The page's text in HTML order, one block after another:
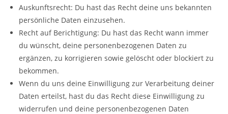
Auskunftsrecht: Du hast das Recht deine uns bekannten
persönliche Daten einzusehen.
Recht auf Berichtigung: Du hast das Recht wann immer
du wünscht, deine personenbezogenen Daten zu
ergänzen, zu korrigieren sowie gelöscht oder blockiert zu
bekommen.
Wenn du uns deine Einwilligung zur Verarbeitung deiner
Daten erteilst, hast du das Recht diese Einwilligung zu
widerrufen und deine personenbezogenen Daten